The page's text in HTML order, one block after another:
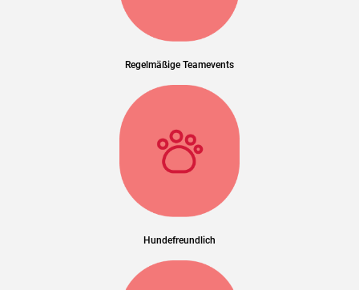
Regelmäßige Teamevents
Hundefreundlich